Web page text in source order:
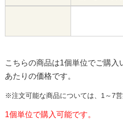
こちらの商品は1個単位でご購入
あたりの価格です。
※注文可能な商品については、1～7営
1個単位で購入可能です。